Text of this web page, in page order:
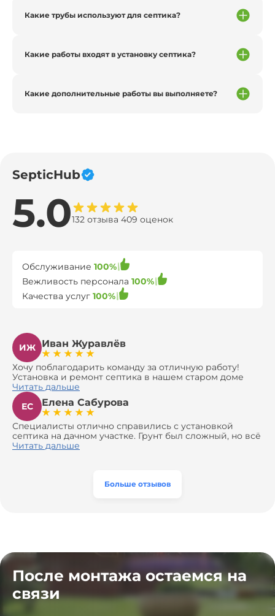
Какие трубы используют для септика?
Какие работы входят в установку септика?
Какие дополнительные работы вы выполняете?
SepticHub
5.0132 отзыва 409 оценок
Обслуживание 100%
Вежливость персонала 100%
Качества услуг 100%
ИЖ Иван Журавлёв
Хочу поблагодарить команду за отличную работу!
Установка и ремонт септика в нашем старом доме
оказались сложной задачей, но ребята справились на
все 100%. Всё сделали аккуратно и профессионально.
Давали полезные рекомендации, не пытались
навязать ничего лишнего, помогли с выбором и
доставкой материалов, что позволило нам
сэкономить. Выполнили монтаж и демонтаж
оборудования, заменили трубы, обновили
эту компанию всем, кто ищет надёжных
Читать дальше
ЕС
Елена Сабурова
Специалисты отлично справились с установкой
септика на дачном участке. Грунт был сложный, но всё
сделали быстро и аккуратно. Помогли выбрать
Читать дальше
Больше отзывов
После монтажа остаемся на
связи